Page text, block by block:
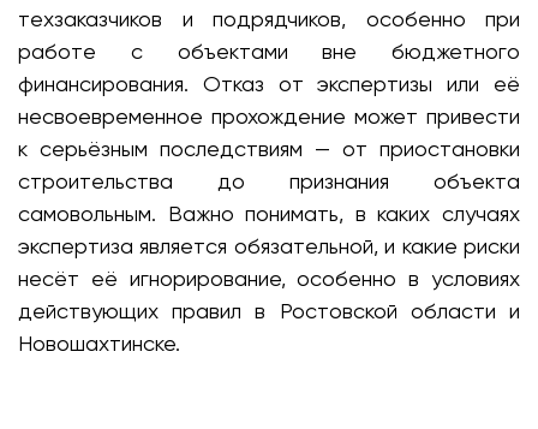
техзаказчиков и подрядчиков, особенно при
работе с объектами вне бюджетного
финансирования. Отказ от экспертизы или её
несвоевременное прохождение может привести
к серьёзным последствиям — от приостановки
строительства до признания объекта
самовольным. Важно понимать, в каких случаях
экспертиза является обязательной, и какие риски
несёт её игнорирование, особенно в условиях
действующих правил в Ростовской области и
Новошахтинске.